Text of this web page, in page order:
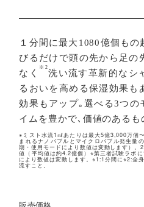
１分間に最大1080億個も
びるだけで頭の先から足の
なく
※2
洗い流す革新的なシ
るおいを高める保湿効果も
効果もアップ｡選べる3つの
イムを豊かで､価値のあるも
※ミスト水流1㎖あたりは最大5億3,000万
まれるナノバブルとマイクロバブル発生量
期・使用モードにより数値は変動します）
値（平均値は約4.2億個）※第三者試験ラボ
により数値は変動します。※1:1分間に※2:全
流すこと。